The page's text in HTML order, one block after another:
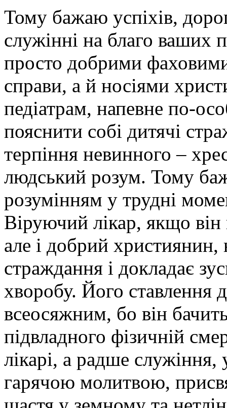
Тому бажаю успіхів,
служінні на благо ваших
просто добрими
справи, а й носіями
педіатрам, напевне по-
пояснити собі дитячі
терпіння невинного –
людський розум. Тому
розумінням у трудні
Віруючий лікар, якщо
але і добрий
страждання і докладає
хворобу. Його ставлення
всеосяжним, бо він
підвладного фізичній
лікарі, а радше служіння,
гарячою молитвою,